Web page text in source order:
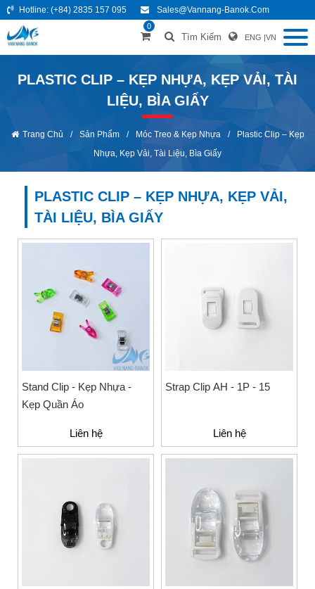
Hotline: (+84) 2835 157 095 Sales@vannang-Banok.com
0
Tìm Kiếm ENG |VN
PLASTIC CLIP – KẸP NHỰA, KẸP VẢI, TÀI
LIỆU, BÌA GIẤY
Trang Chủ / Sản Phẩm / Móc Treo & Kẹp Nhựa /
Plastic Clip – Kẹp
Nhựa, Kẹp Vải, Tài Liệu, Bìa Giấy
PLASTIC CLIP – KẸP NHỰA, KẸP VẢI,
TÀI LIỆU, BÌA GIẤY
Stand Clip - Kẹp Nhựa -
Kẹp Quần Áo
Liên hệ
Strap Clip AH - 1P - 15
Liên hệ